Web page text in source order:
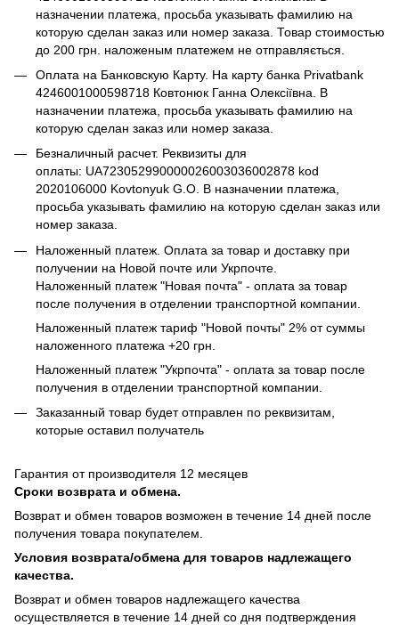
назначении платежа, просьба указывать фамилию на
которую сделан заказ или номер заказа. Товар стоимостью
до 200 грн. наложеным платежем не отправляється.
Оплата на Банковскую Карту. На карту банка Privatbank
4246001000598718 Ковтонюк Ганна Олексіївна. В
назначении платежа, просьба указывать фамилию на
которую сделан заказ или номер заказа.
Безналичный расчет. Реквизиты для
оплаты: UA723052990000026003036002878 kod
2020106000 Kovtonyuk G.O. В назначении платежа,
просьба указывать фамилию на которую сделан заказ или
номер заказа.
Наложенный платеж. Оплата за товар и доставку при
получении на Новой почте или Укрпочте.
Наложенный платеж "Новая почта" - оплата за товар
после получения в отделении транспортной компании.
Наложенный платеж тариф "Новой почты" 2% от суммы
наложенного платежа +20 грн.
Наложенный платеж "Укрпочта" - оплата за товар после
получения в отделении транспортной компании.
Заказанный товар будет отправлен по реквизитам,
которые оставил получатель
Гарантия от производителя 12 месяцев
Сроки возврата и обмена.
Возврат и обмен товаров возможен в течение 14 дней после
получения товара покупателем.
Условия возврата/обмена для товаров надлежащего
качества.
Возврат и обмен товаров надлежащего качества
осуществляется в течение 14 дней со дня подтверждения